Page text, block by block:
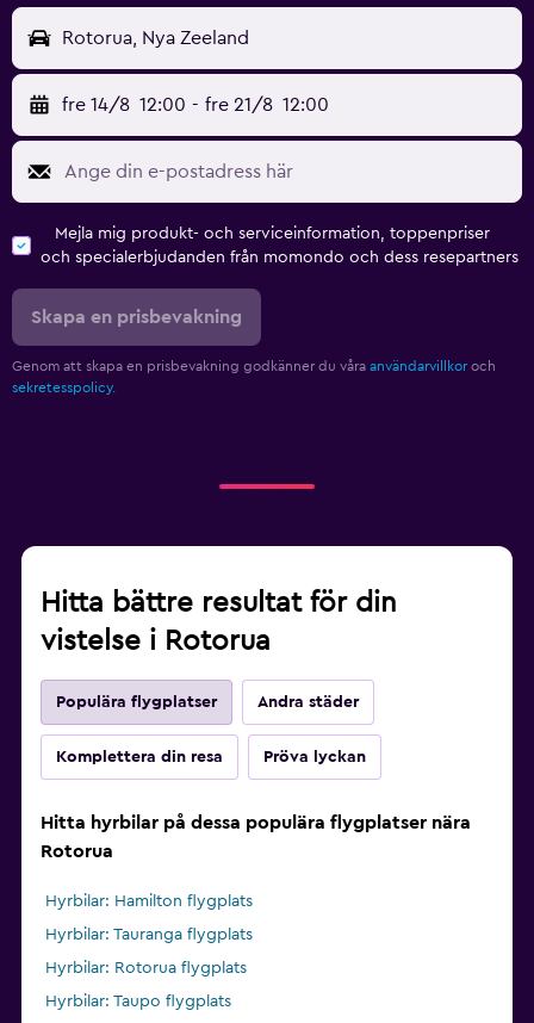
Rotorua, Nya Zeeland
fre 14/8 12:00 - fre 21/8 12:00
Mejla mig produkt- och serviceinformation, toppenpriser
och specialerbjudanden från momondo och dess resepartners
Skapa en prisbevakning
Genom att skapa en prisbevakning godkänner du våra användarvillkor och
sekretesspolicy.
Hitta bättre resultat för din
vistelse i Rotorua
Populära flygplatser Andra städer
Komplettera din resa Pröva lyckan
Hitta hyrbilar på dessa populära flygplatser nära
Rotorua
Hyrbilar: Hamilton flygplats
Hyrbilar: Tauranga flygplats
Hyrbilar: Rotorua flygplats
Hyrbilar: Taupo flygplats